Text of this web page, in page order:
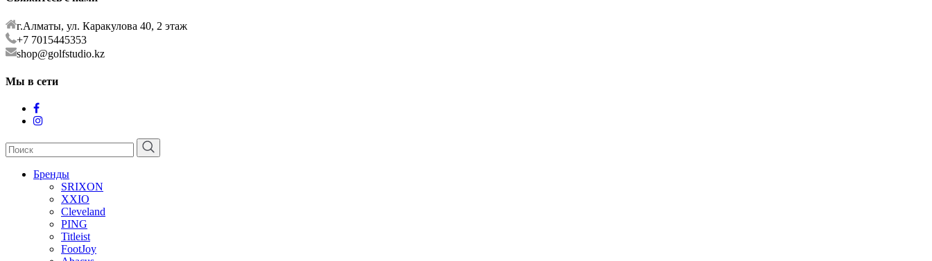
г.Алматы, ул. Каракулова 40, 2 этаж
+7 7015445353
shop@golfstudio.kz
Мы в сети
Бренды
SRIXON
XXIO
Cleveland
PING
Titleist
FootJoy